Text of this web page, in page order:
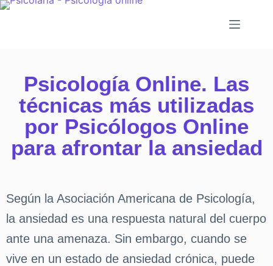
Psicología Online. Las
técnicas más utilizadas
por Psicólogos Online
para afrontar la ansiedad
Según la Asociación Americana de Psicología,
la ansiedad es una respuesta natural del cuerpo
ante una amenaza. Sin embargo, cuando se
vive en un estado de ansiedad crónica, puede